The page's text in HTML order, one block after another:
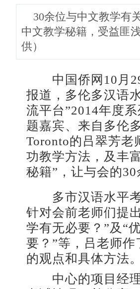
30余位与中文教学有
中文教学秘籍，受益匪
供）
中国侨网10月29
报道，多伦多汉语
流平台”2014年度
题嘉宾、来自多伦
Toronto的吕翠芳老
功教学方法，及丰
秘籍”，让与会的
多市汉语水平考
针对会前老师们提
学有无必要？”及“
要？”等，吕老师
的观点和具体方法。
中心的项目经理